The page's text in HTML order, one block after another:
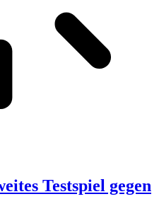
Testspiel gegen